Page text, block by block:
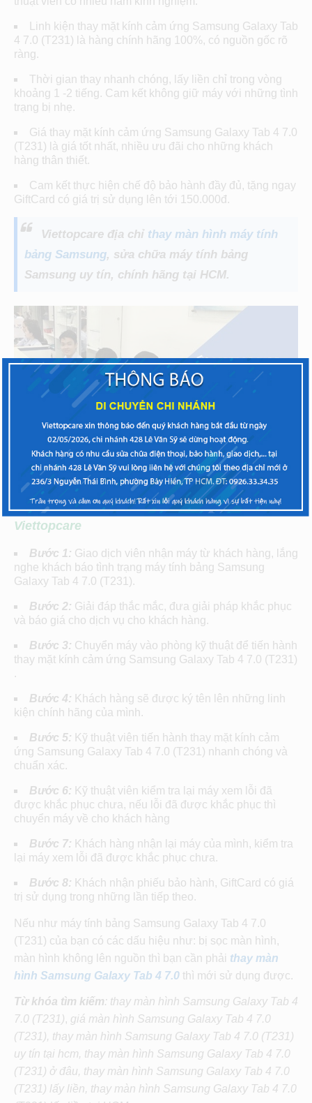
Linh kiện thay mặt kính cảm ứng Samsung Galaxy Tab
4 7.0 (T231) là hàng chính hãng 100%, có nguồn gốc rõ
ràng.
Thời gian thay nhanh chóng, lấy liền chỉ trong vòng
khoảng 1 -2 tiếng. Cam kết không giữ máy với những tình
trạng bị nhẹ.
Giá thay mặt kính cảm ứng Samsung Galaxy Tab 4 7.0
(T231) là giá tốt nhất, nhiều ưu đãi cho những khách
hàng thân thiết.
Cam kết thực hiện chế độ bảo hành đầy đủ, tặng ngay
GiftCard có giá trị sử dụng lên tới 150.000đ.
Viettopcare địa chỉ thay màn hình máy tính
bảng Samsung, sửa chữa máy tính bảng
Samsung uy tín, chính hãng tại HCM.
Quy trình sửa chữa, thay mặt kính cảm
ứngSamsung Galaxy Tab 4 7.0 (T231) tại
Viettopcare
Bước 1: Giao dịch viên nhận máy từ khách hàng, lắng
nghe khách báo tình trạng máy tính bảng Samsung
Galaxy Tab 4 7.0 (T231).
Bước 2: Giải đáp thắc mắc, đưa giải pháp khắc phục
và báo giá cho dịch vụ cho khách hàng.
Bước 3: Chuyển máy vào phòng kỹ thuật để tiến hành
thay mặt kính cảm ứng Samsung Galaxy Tab 4 7.0 (T231)
.
Bước 4: Khách hàng sẽ được ký tên lên những linh
kiện chính hãng của mình.
Bước 5: Kỹ thuật viên tiến hành thay mặt kính cảm
ứng Samsung Galaxy Tab 4 7.0 (T231) nhanh chóng và
chuẩn xác.
Bước 6: Kỹ thuật viên kiểm tra lại máy xem lỗi đã
được khắc phục chưa, nếu lỗi đã được khắc phục thì
chuyển máy về cho khách hàng
Bước 7: Khách hàng nhận lại máy của mình, kiểm tra
lại máy xem lỗi đã được khắc phục chưa.
Bước 8: Khách nhận phiếu bảo hành, GiftCard có giá
trị sử dụng trong những lần tiếp theo.
Nếu như máy tính bảng Samsung Galaxy Tab 4 7.0
(T231) của bạn có các dấu hiệu như: bị sọc màn hình,
màn hình không lên nguồn thì bạn cần phải thay màn
hình Samsung Galaxy Tab 4 7.0 thì mới sử dụng được.
Từ khóa tìm kiếm: thay màn hình Samsung Galaxy Tab 4
7.0 (T231), giá màn hình Samsung Galaxy Tab 4 7.0
(T231), thay màn hình Samsung Galaxy Tab 4 7.0 (T231)
uy tín tại hcm, thay màn hình Samsung Galaxy Tab 4 7.0
(T231) ở đâu, thay màn hình Samsung Galaxy Tab 4 7.0
(T231) lấy liền, thay màn hình Samsung Galaxy Tab 4 7.0